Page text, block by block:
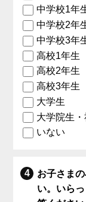
中学校1年
中学校2年
中学校3年
高校1年生
高校2年生
高校3年生
大学生
大学院生
いない
お子さま
い。いら